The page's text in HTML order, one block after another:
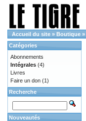
Accueil du site » Boutique »
Catégories
Abonnements
Intégrales (4)
Livres
Faire un don (1)
Recherche
Nouveautés